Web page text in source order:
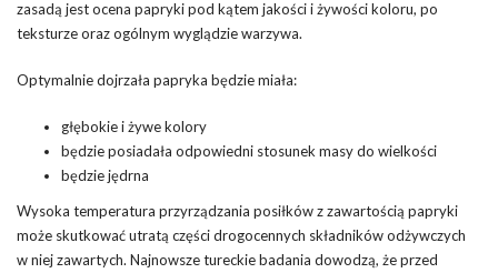
zasadą jest ocena papryki pod kątem jakości i żywości koloru, po
teksturze oraz ogólnym wyglądzie warzywa.
Optymalnie dojrzała papryka będzie miała:
głębokie i żywe kolory
będzie posiadała odpowiedni stosunek masy do wielkości
będzie jędrna
Wysoka temperatura przyrządzania posiłków z zawartością papryki
może skutkować utratą części drogocennych składników odżywczych
w niej zawartych. Najnowsze tureckie badania dowodzą, że przed